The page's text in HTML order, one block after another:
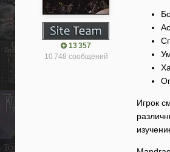
13 357
10 748 сообщений
Игрок